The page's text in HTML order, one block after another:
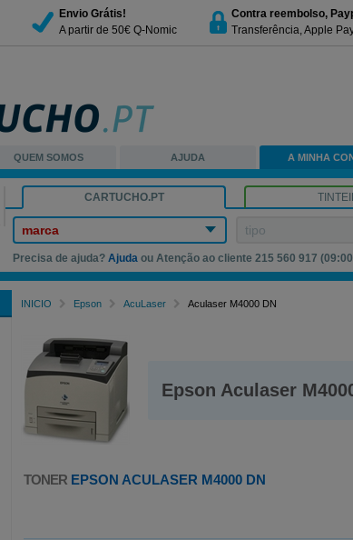
Envio Grátis!
A partir de 50€ Q-Nomic
Contra reembolso,
Transferência, Apple
QUEM SOMOS AJUDA A MINHA
CARTUCHO.PT
marca tipo
Precisa de ajuda?Ajuda ou Atenção ao cliente 215 560 917
INICIO Epson AcuLaser Aculaser M4000 DN
Epson Aculaser
TONER EPSON ACULASER M4000 DN